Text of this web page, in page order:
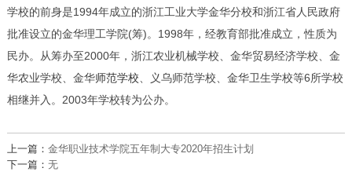
学校的前身是1994年成立的浙江工业大学金华分校和浙江省人民政府
批准设立的金华理工学院(筹)。1998年，经教育部批准成立，性质为
民办。从筹办至2000年，浙江农业机械学校、金华贸易经济学校、金
华农业学校、金华师范学校、义乌师范学校、金华卫生学校等6所学校
相继并入。2003年学校转为公办。
上一篇： 金华职业技术学院五年制大专2020年招生计划
下一篇： 无